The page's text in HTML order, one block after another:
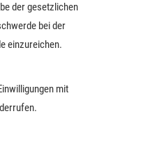
der gesetzlichen
bei der
einzureichen.
mit